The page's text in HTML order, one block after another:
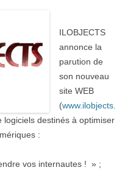
ILOBJECTS
annonce la
parution de
son nouveau
site WEB
(www.ilobjects.
destinés à optimiser
:
vos internautes ! » ;